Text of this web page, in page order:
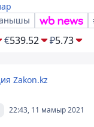
€539.52 ₽5.73
Zakon.kz
22:43, 11 мамыр 2021